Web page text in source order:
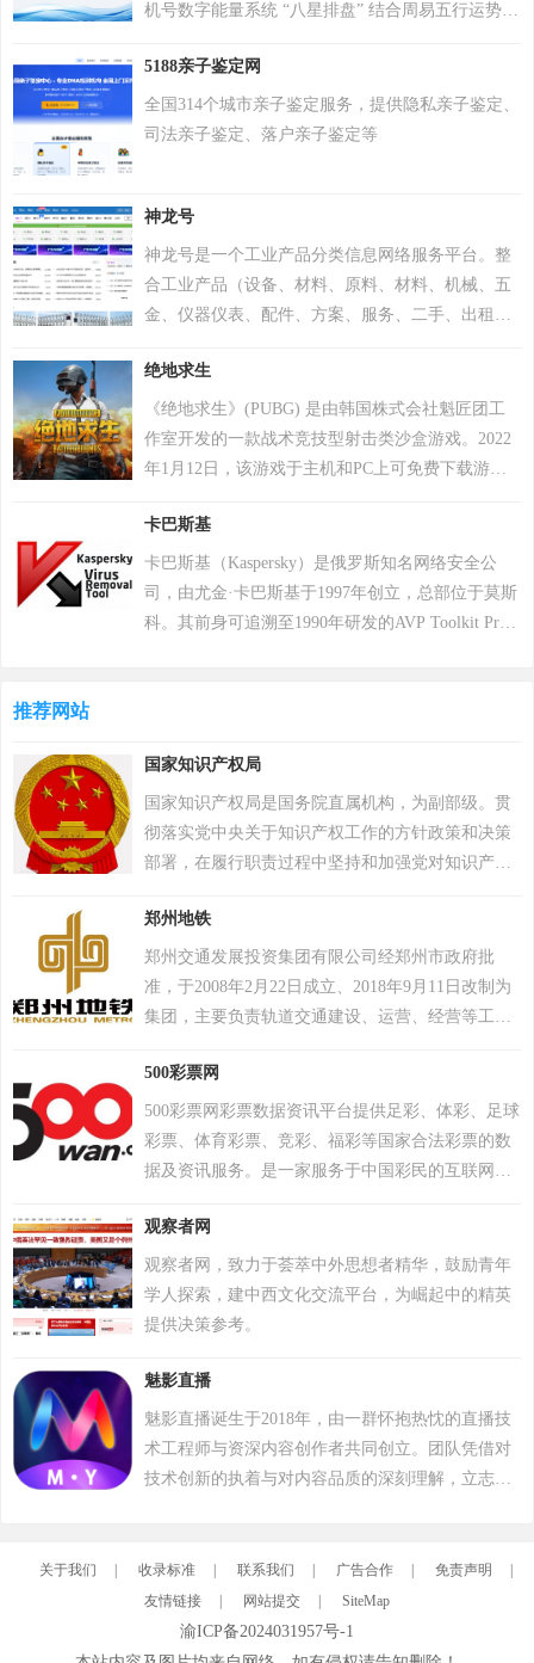
机号数字能量系统 “八星排盘” 结合周易五行运势来
下官网手机号码测吉凶查询系统，专业最新版、超
准，靠谱！
5188亲子鉴定网
全国314个城市亲子鉴定服务，提供隐私亲子鉴定、
司法亲子鉴定、落户亲子鉴定等
神龙号
神龙号是一个工业产品分类信息网络服务平台。整
合工业产品（设备、材料、原料、材料、机械、五
金、仪器仪表、配件、方案、服务、二手、出租
品信息。同时设有产品排行 榜单、产品品牌、品牌
排行、行业专区、产品品类专区等栏目，帮助中小
企业、厂商通过网络营销的方式宣传企业产品或服
务，获得更多商机。
绝地求生
《绝地求生》(PUBG) 是由韩国株式会社魁匠团工
作室开发的一款战术竞技型射击类沙盒游戏。2022
年1月12日，该游戏于主机和PC上可免费下载游
资源，并在不断缩小的安全区域内对抗其他玩家，
让自己生存到最后 。 游戏《绝地求生》除获得G-
STAR最高奖项总统奖以及其他五项大奖，且打破了
7项吉尼斯纪录。 2018年8月9日，《绝地求生》官
求生》将于12月8日登陆 Epic 游戏商城。自2024年1
月1日起，《绝地求生》不再支持所有使用Windows
7、Windows 8和Windows 8.1操作系统的PC平台。
2024年2月26日，PCL 赛事官方宣布，《PUBG》
年12月，入选Steam2025年热门游戏榜单年度热门游
戏榜、年度畅销榜。
卡巴斯基
卡巴斯基（Kaspersky）是俄罗斯知名网络安全公
司，由尤金·卡巴斯基于1997年创立，总部位于莫斯
科。其前身可追溯至1990年研发的AVP Toolkit Pro
个人防护、企业安全及工业控制系统，2017年推出
自主研发的安全操作系统，2022年“安全远程工作空
间”获世界互联网领先科技成果。因地缘政治影响，
2017年起被美国政府禁用，2024年6月遭全面封禁后
景，2019年品牌升级后聚焦全球化战略，在中国等
重点市场保持合作，曾中标中央政府采购项目并获
2023年世界互联网大会科技奖。
推荐网站
国家知识产权局
国家知识产权局是国务院直属机构，为副部级。贯
彻落实党中央关于知识产权工作的方针政策和决策
部署，在履行职责过程中坚持和加强党对知识产权
务院印发了《党和国家机构改革方案》。将国家知
识产权局由国家市场监督管理总局管理的国家局调
整为国务院直属机构。
郑州地铁
郑州交通发展投资集团有限公司经郑州市政府批
准，于2008年2月22日成立、2018年9月11日改制为
集团，主要负责轨道交通建设、运营、经营等工
元，员工超13800人。集团总部设20个部室，下设8
个全资子公司、3个控股子公司、4个参股子公司。
郑州轨道交通运营11条线路，共计344.8公里、
220座车站，分别为1号线、2号线、3号线、4号线、
号线一期、14号线一期、郑许市域铁路（其中3号线
由参股子公司郑州中建深铁轨道交通有限公司负责
运营、郑许市域铁路由控股子公司河南郑许轨道交
通有限公司负责运营）。在建3条线路，共计106.9
一期、8号线一期工程
500彩票网
500彩票网彩票数据资讯平台提供足彩、体彩、足球
彩票、体育彩票、竞彩、福彩等国家合法彩票的数
据及资讯服务。是一家服务于中国彩民的互联网彩
者。
观察者网
观察者网，致力于荟萃中外思想者精华，鼓励青年
学人探索，建中西文化交流平台，为崛起中的精英
提供决策参考。
魅影直播
魅影直播诞生于2018年，由一群怀抱热忱的直播技
术工程师与资深内容创作者共同创立。团队凭借对
技术创新的执着与对内容品质的深刻理解，立志打
深耕与发展，魅影直播已成功跻身国内优秀的泛娱
乐直播平台行列。我们不仅拥有超过十万级的庞大
注册用户群体，更汇聚了逾万名才华横溢的优质主
播，覆盖音乐、舞蹈、聊天、生活分享等多个领
关于我们 收录标准 联系我们 广告合作 免责声明
友情链接
网站提交 SiteMap
渝ICP备2024031957号-1